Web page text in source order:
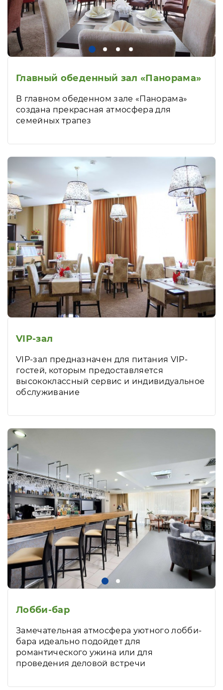
Главный обеденный зал «Панорама»
В главном обеденном зале «Панорама»
создана прекрасная атмосфера для
семейных трапез
VIP-зал
VIP-зал предназначен для питания VIP-
гостей, которым предоставляется
высококлассный сервис и индивидуальное
обслуживание
Лобби-бар
Замечательная атмосфера уютного лобби-
бара идеально подойдет для
романтического ужина или для
проведения деловой встречи